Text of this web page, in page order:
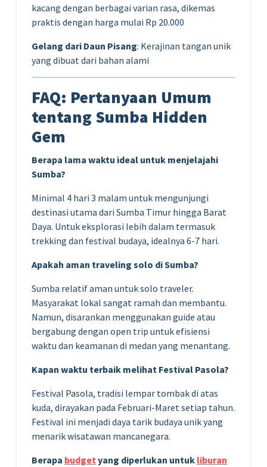
kacang dengan berbagai varian rasa, dikemas
praktis dengan harga mulai Rp 20.000
Gelang dari Daun Pisang: Kerajinan tangan unik
yang dibuat dari bahan alami
FAQ: Pertanyaan Umum
tentang Sumba Hidden
Gem
Berapa lama waktu ideal untuk menjelajahi
Sumba?
Minimal 4 hari 3 malam untuk mengunjungi
destinasi utama dari Sumba Timur hingga Barat
Daya. Untuk eksplorasi lebih dalam termasuk
trekking dan festival budaya, idealnya 6-7 hari.
Apakah aman traveling solo di Sumba?
Sumba relatif aman untuk solo traveler.
Masyarakat lokal sangat ramah dan membantu.
Namun, disarankan menggunakan guide atau
bergabung dengan open trip untuk efisiensi
waktu dan keamanan di medan yang menantang.
Kapan waktu terbaik melihat Festival Pasola?
Festival Pasola, tradisi lempar tombak di atas
kuda, dirayakan pada Februari-Maret setiap tahun.
Festival ini menjadi daya tarik budaya unik yang
menarik wisatawan mancanegara.
Berapa budget yang diperlukan untuk liburan